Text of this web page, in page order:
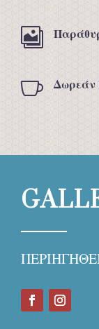

 Δωρεάν